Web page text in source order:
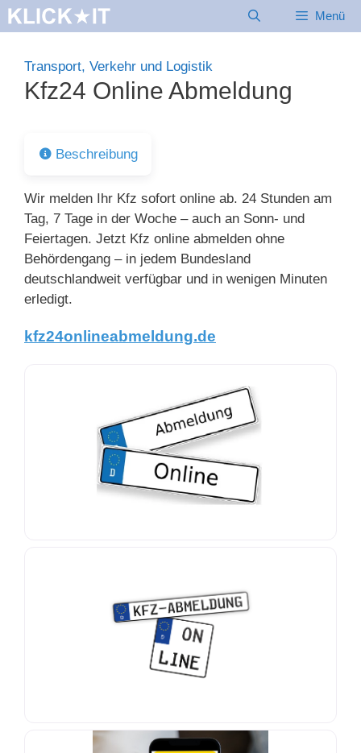
Zum
Inhalt
Menü
Transport, Verkehr und Logistik
Kfz24 Online Abmeldung
Beschreibung
Wir melden Ihr Kfz sofort online ab. 24 Stunden am
Tag, 7 Tage in der Woche – auch an Sonn- und
Feiertagen. Jetzt Kfz online abmelden ohne
Behördengang – in jedem Bundesland
deutschlandweit verfügbar und in wenigen Minuten
erledigt.
kfz24onlineabmeldung.de